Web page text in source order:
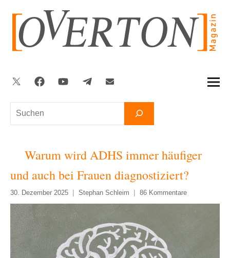
springen
Suchen
Twitter FacebookYouTubeTelegram
Warum wird ADHS immer häufiger
und auch bei Frauen diagnostiziert?
30. Dezember 2025 Stephan Schleim 86 Kommentare